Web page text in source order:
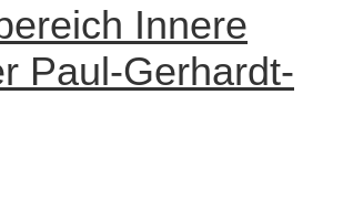
Innere
Paul-Gerhardt-